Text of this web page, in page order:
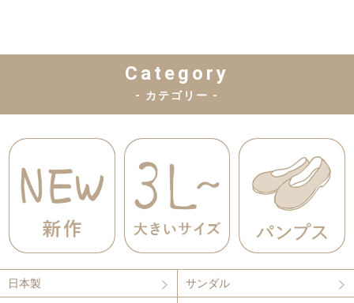
Category
- カテゴリー -
日本製 サンダル